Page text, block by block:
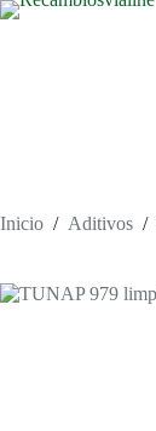
Saltar
Inicio / Aditivos /